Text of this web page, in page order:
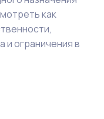
как
и ограничения в